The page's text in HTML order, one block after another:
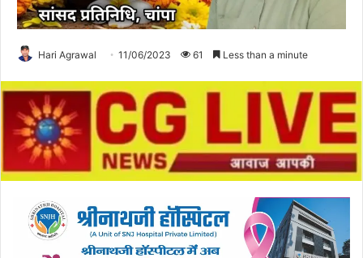
Hari Agrawal 11/06/2023 61 Less than a minute